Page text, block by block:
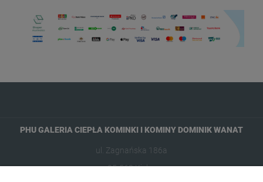
PHU GALERIA CIEPŁA KOMINKI I KOMINY DOMINIK WANAT
ul. Zagnańska 186a
25-563 Kielce